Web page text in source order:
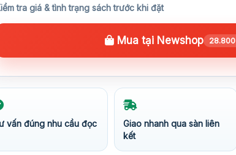
tra giá & tình trạng sách trước khi đặt
Mua tại Newshop 28.800
vấn đúng nhu cầu đọc
Giao nhanh qua sàn liên
kết